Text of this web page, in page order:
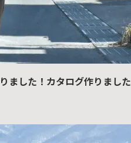
ました！カタログ作りまし